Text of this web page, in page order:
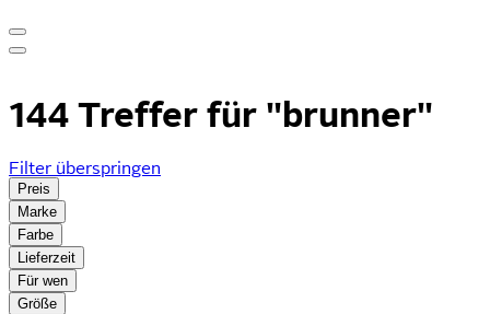
144 Treffer für "brunner"
Filter überspringen
Preis
Marke
Farbe
Lieferzeit
Für wen
Größe